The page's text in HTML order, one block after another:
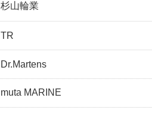
杉山輪業
TR
Dr.Martens
muta MARINE